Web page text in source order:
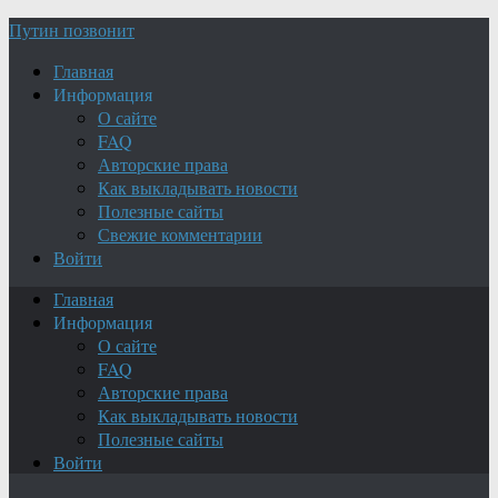
Путин позвонит
Главная
Информация
О сайте
FAQ
Авторские права
Как выкладывать новости
Полезные сайты
Свежие комментарии
Войти
Главная
Информация
О сайте
FAQ
Авторские права
Как выкладывать новости
Полезные сайты
Войти